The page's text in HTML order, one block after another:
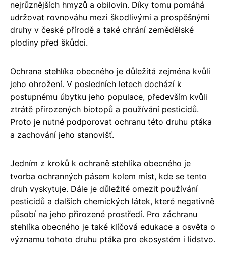
nejrůznějších hmyzů a obilovin. Díky tomu pomáhá
udržovat rovnováhu mezi škodlivými a prospěšnými
druhy v české přírodě a také chrání zemědělské
plodiny před škůdci.
Ochrana stehlíka obecného je důležitá zejména kvůli
jeho ohrožení. V posledních letech dochází k
postupnému úbytku jeho populace, především kvůli
ztrátě přirozených biotopů a používání pesticidů.
Proto je nutné podporovat ochranu této druhu ptáka
a zachování jeho stanovišť.
Jedním z kroků k ochraně stehlíka obecného je
tvorba ochranných pásem kolem míst, kde se tento
druh vyskytuje. Dále je důležité omezit používání
pesticidů a dalších chemických látek, které negativně
působí na jeho přirozené prostředí. Pro záchranu
stehlíka obecného je také klíčová edukace a osvěta o
významu tohoto druhu ptáka pro ekosystém i lidstvo.